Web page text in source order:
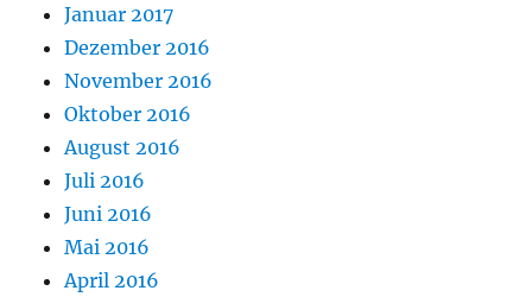
Januar 2017
Dezember 2016
November 2016
Oktober 2016
August 2016
Juli 2016
Juni 2016
Mai 2016
April 2016